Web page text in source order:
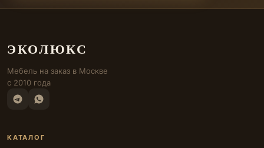
ЭКОЛЮКС
Мебель на заказ в Москве
с 2010 года
КАТАЛОГ